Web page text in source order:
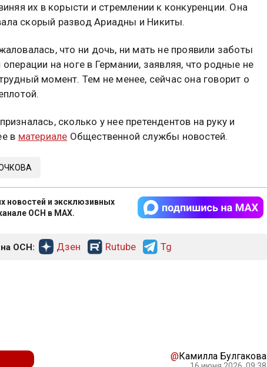
их в корысти и стремлении к конкуренции. Она
скорый развод Ариадны и Никиты.
что ни дочь, ни мать не проявили заботы
на ноге в Германии, заявляя, что родные не
момент. Тем не менее, сейчас она говорит о
сколько у нее претендентов на руку и
в материале Общественной службы новостей.
новостей и эксклюзивных
ОСН в MAX.
ОСН: Дзен Rutube Tg
@Камилла Булгакова